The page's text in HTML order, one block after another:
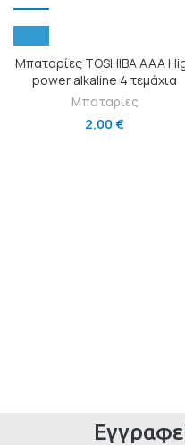
Μπαταρίες TOSHIBA AAA
power alkaline 4 τεμάχια
Μπαταρίες
2,00 €